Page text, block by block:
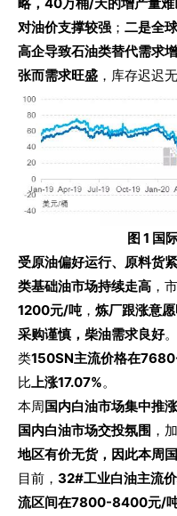
对油价支撑较强 ； 二是全
高企导致石油类替代需求
张而需求旺盛 ，库存迟迟
图 1 国
受原油偏好运行、原料货
类基础油市场持续走高 ，
1200元/吨 ， 炼厂跟涨意
采购谨慎，柴油需求良好
类150SN主流价格在
比上涨17.07%。
本周国内白油市场集中推涨
国内白油市场交投氛围 ，
地区有价无货，因此本周
目前， 32#工业白油主流
流区间在7800-8400元/